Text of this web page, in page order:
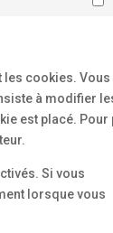
les cookies. Vous
à modifier
est placé. Pour
Si vous
lorsque vous